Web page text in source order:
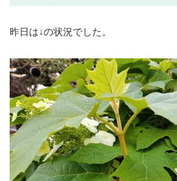
昨日は↓の状況でした。